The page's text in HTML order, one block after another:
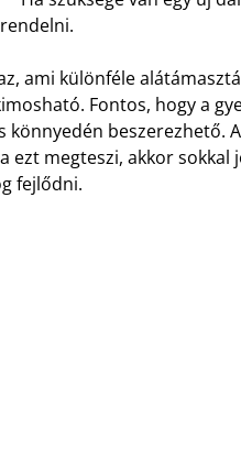
ami különféle
Fontos, hogy a
könnyedén beszerezhető.
megteszi, akkor sokkal
fejlődni.